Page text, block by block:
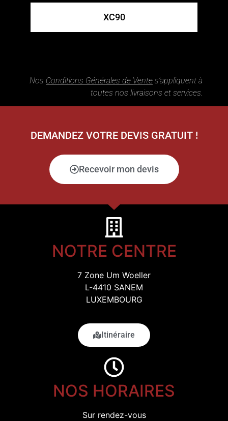
XC90
Nos Conditions Générales de Vente s’appliquent à
toutes nos livraisons et services.
DEMANDEZ VOTRE DEVIS GRATUIT !
Recevoir mon devis
NOTRE CENTRE
7 Zone Um Woeller
L-4410 SANEM
LUXEMBOURG
Itinéraire
NOS HORAIRES
Sur rendez-vous